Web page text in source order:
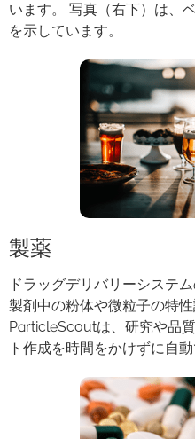
います。 写真（右下）は、
を示しています。
製薬
ドラッグデリバリーシステ
製剤中の粉体や微粒子の特性
ParticleScoutは、研究や品
ト作成を時間をかけずに自